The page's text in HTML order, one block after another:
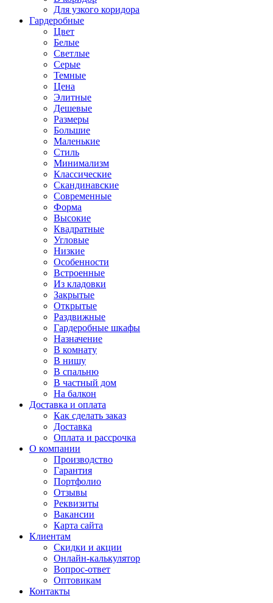
Для узкого коридора
Гардеробные
Цвет
Белые
Светлые
Серые
Темные
Цена
Элитные
Дешевые
Размеры
Большие
Маленькие
Стиль
Минимализм
Классические
Скандинавские
Современные
Форма
Высокие
Квадратные
Угловые
Низкие
Особенности
Встроенные
Из кладовки
Закрытые
Открытые
Раздвижные
Гардеробные шкафы
Назначение
В комнату
В нишу
В спальню
В частный дом
На балкон
Доставка и оплата
Как сделать заказ
Доставка
Оплата и рассрочка
О компании
Производство
Гарантия
Портфолио
Отзывы
Реквизиты
Вакансии
Карта сайта
Клиентам
Скидки и акции
Онлайн-калькулятор
Вопрос-ответ
Оптовикам
Контакты